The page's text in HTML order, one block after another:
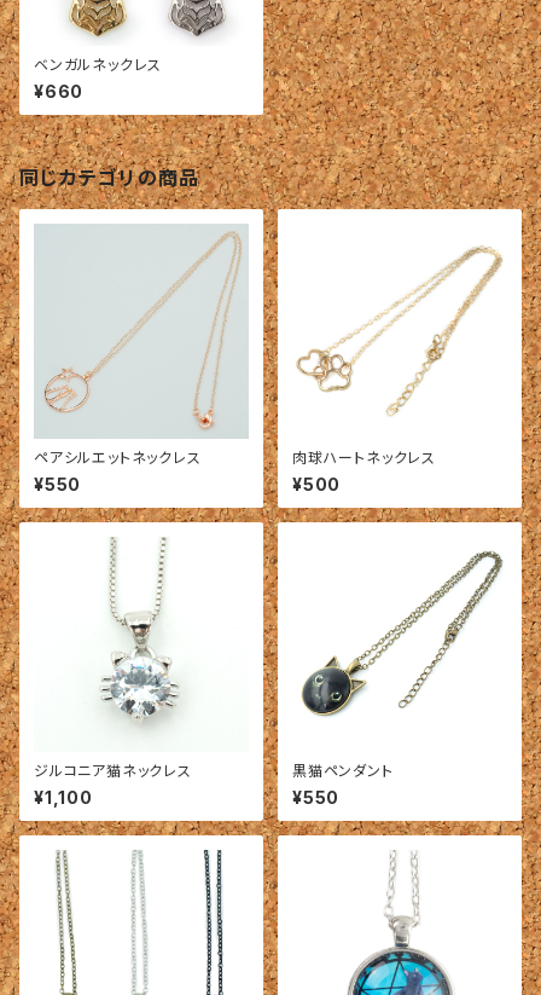
ベンガルネックレス
¥660
同じカテゴリの商品
ペアシルエットネックレス
¥550
肉球ハートネックレス
¥500
ジルコニア猫ネックレス
¥1,100
黒猫ペンダント
¥550